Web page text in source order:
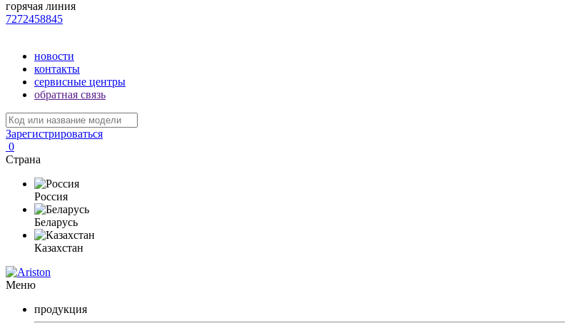
горячая линия
7272458845
новости
контакты
сервисные центры
обратная связь
Зарегистрироваться
0
Страна
Россия
Беларусь
Казахстан
Меню
продукция